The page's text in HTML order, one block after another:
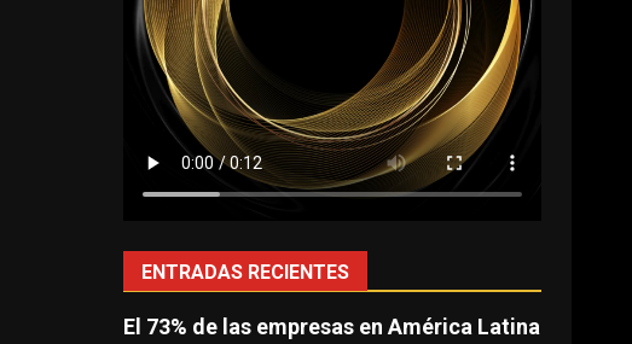
ENTRADAS RECIENTES
El 73% de las empresas en América Latina